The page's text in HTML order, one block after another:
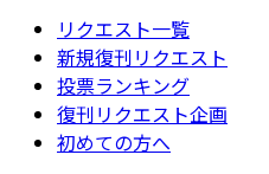
リクエスト一覧
新規復刊リクエスト
投票ランキング
復刊リクエスト企画
初めての方へ